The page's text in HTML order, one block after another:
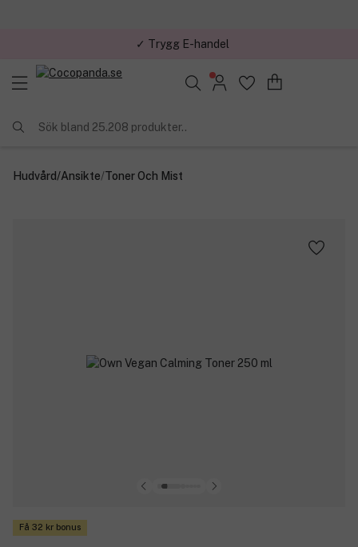
✓ Trygg E-handel
Sök bland 25.208 produkter..
Hudvård/Ansikte/Toner Och Mist
Få 32 kr bonus